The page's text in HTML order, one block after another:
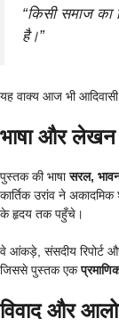
“किसी समाज का
है।”
यह वाक्य आज भी
भाषा और
पुस्तक की भाषासरल,
कार्तिक उरांव ने
के हृदय तक पहुँचे।
वे आंकड़े, संसदीय रिपोर्ट
जिससे पुस्तक एक
विवाद और